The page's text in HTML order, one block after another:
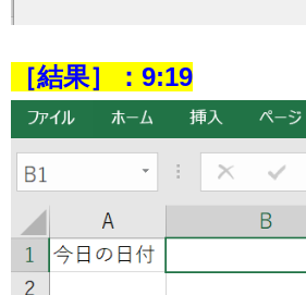
［結果］：9:19